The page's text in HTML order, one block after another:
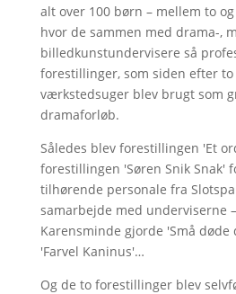
alt over 100 børn – mellem to
hvor de sammen med drama-,
billedkunstundervisere så
forestillinger, som siden efter
værkstedsuger blev brugt som
dramaforløb.
Således blev forestillingen 'Et
forestillingen 'Søren Snik Snak'
tilhørende personale fra
samarbejde med underviserne
Karensminde gjorde 'Små døde
'Farvel Kaninus'…
Og de to forestillinger blev